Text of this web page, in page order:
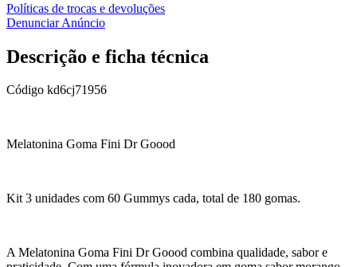
Políticas de trocas e devoluções
Denunciar Anúncio
Descrição e ficha técnica
Código kd6cj71956
Melatonina Goma Fini Dr Goood
Kit 3 unidades com 60 Gummys cada, total de 180 gomas.
A Melatonina Goma Fini Dr Goood combina qualidade, sabor e